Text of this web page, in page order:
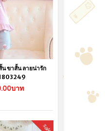
ขาสั้น ลายน่ารัก
บาท
sale